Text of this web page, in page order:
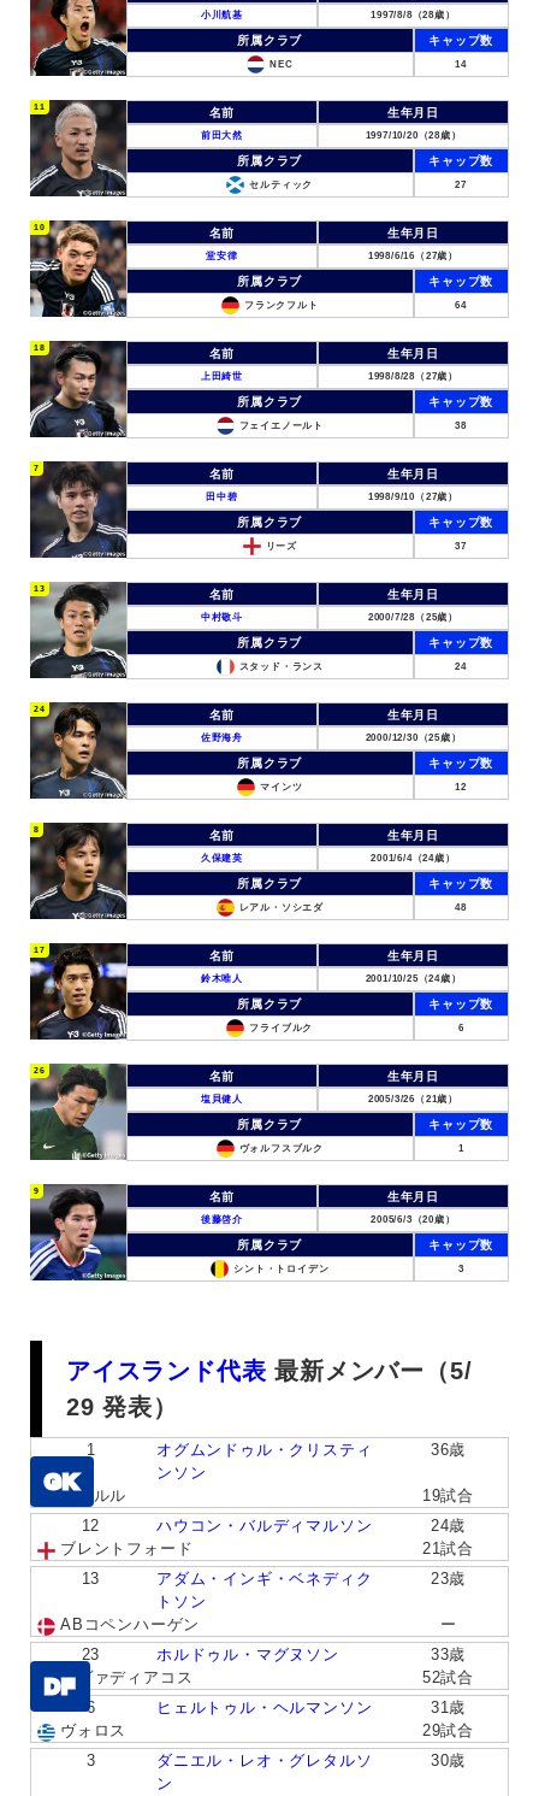
小川航基 1997/8/8（28歳）
所属クラブ キャップ数
NEC 14
11 名前 生年月日
前田大然 1997/10/20（28歳）
所属クラブ キャップ数
セルティック 27
10 名前 生年月日
堂安律 1998/6/16（27歳）
所属クラブ キャップ数
フランクフルト 64
18 名前 生年月日
上田綺世 1998/8/28（27歳）
所属クラブ キャップ数
フェイエノールト 38
7 名前 生年月日
田中碧 1998/9/10（27歳）
所属クラブ キャップ数
リーズ 37
13 名前 生年月日
中村敬斗 2000/7/28（25歳）
所属クラブ キャップ数
スタッド・ランス 24
24 名前 生年月日
佐野海舟 2000/12/30（25歳）
所属クラブ キャップ数
マインツ 12
8 名前 生年月日
久保建英 2001/6/4（24歳）
所属クラブ キャップ数
レアル・ソシエダ 48
17 名前 生年月日
鈴木唯人 2001/10/25（24歳）
所属クラブ キャップ数
フライブルク 6
26 名前 生年月日
塩貝健人 2005/3/26（21歳）
所属クラブ キャップ数
ヴォルフスブルク 1
9 名前 生年月日
後藤啓介 2005/6/3（20歳）
所属クラブ キャップ数
シント・トロイデン 3
アイスランド代表 最新メンバー（5/
29 発表）
GK
1
オグムンドゥル・クリスティ
ンソン
36歳
ヴァルル
19試合
12
ハウコン・バルディマルソン
24歳
ブレントフォード
21試合
13
アダム・インギ・ベネディク
トソン
23歳
ABコペンハーゲン ー
DF
23 ホルドゥル・マグヌソン
33歳
レヴァディアコス
52試合
6
ヒェルトゥル・ヘルマンソン
31歳
ヴォロス
29試合
3
ダニエル・レオ・グレタルソ
ン
30歳